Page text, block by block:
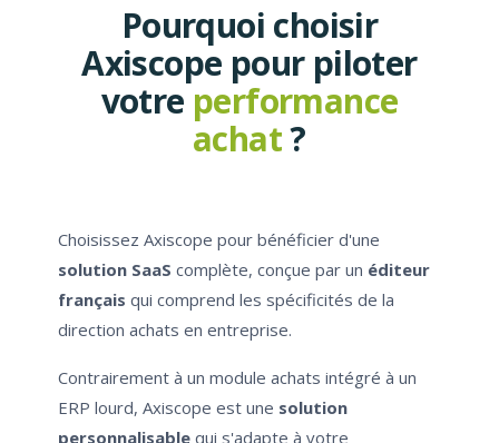
Pourquoi choisir
Axiscope pour piloter
votre performance
achat?
Choisissez Axiscope pour bénéficier d'une
solution SaaS complète, conçue par un éditeur
français qui comprend les spécificités de la
direction achats en entreprise.
Contrairement à un module achats intégré à un
ERP lourd, Axiscope est une solution
personnalisable qui s'adapte à votre